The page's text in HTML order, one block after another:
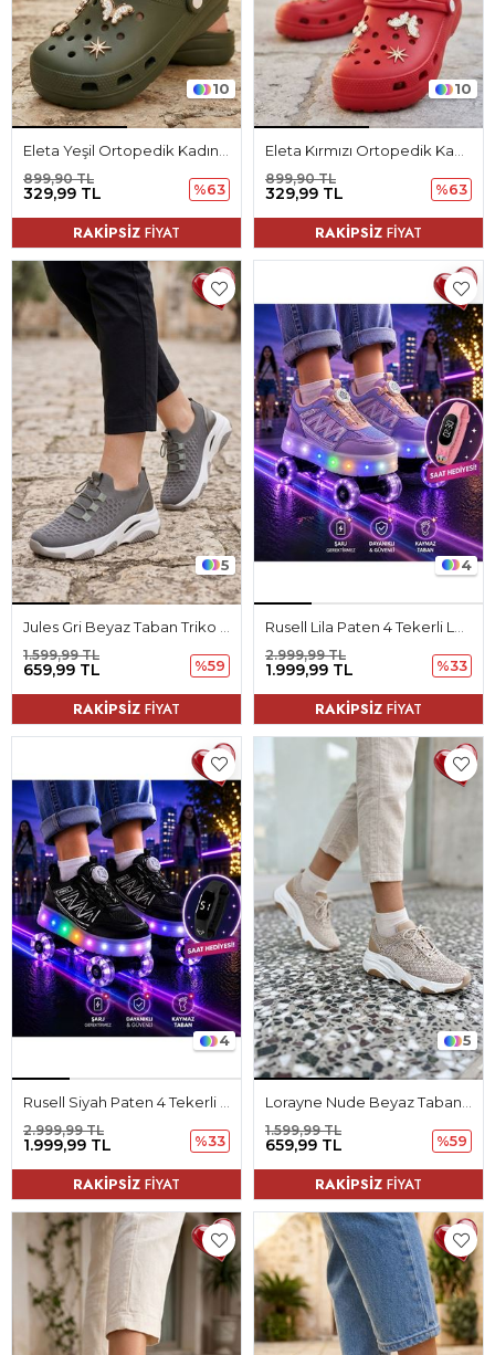
10
329,99 TL
899,90 TL
%63
RAKİPSİZ FİYAT
10
329,99 TL
899,90 TL
%63
RAKİPSİZ FİYAT
5
659,99 TL
1.599,99 TL
%59
RAKİPSİZ FİYAT
4
1.999,99 TL
2.999,99 TL
%33
RAKİPSİZ FİYAT
4
1.999,99 TL
2.999,99 TL
%33
RAKİPSİZ FİYAT
5
659,99 TL
1.599,99 TL
%59
RAKİPSİZ FİYAT